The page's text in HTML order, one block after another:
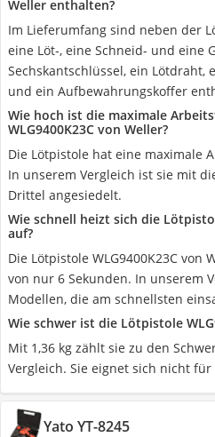
Weller enthalten?
Im Lieferumfang sind neben der
eine Löt-, eine Schneid- und eine
Sechskantschlüssel, ein Lötdraht,
und ein Aufbewahrungskoffer
Wie hoch ist die maximale
WLG9400K23C von Weller?
Die Lötpistole hat eine maximale
In unserem Vergleich ist sie mit
Drittel angesiedelt.
Wie schnell heizt sich die
auf?
Die Lötpistole WLG9400K23C von
von nur 6 Sekunden. In unserem
Modellen, die am schnellsten
Wie schwer ist die Lötpistole
Mit 1,36 kg zählt sie zu den
Vergleich. Sie eignet sich nicht
Yato YT-8245